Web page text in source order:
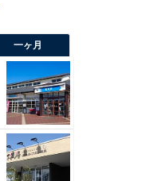
一ヶ月